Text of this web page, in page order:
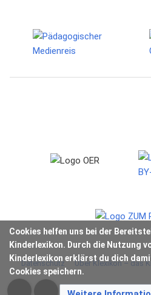
Cookies helfen uns bei der
Kinderlexikon. Durch die Nutzung
Kinderlexikon erklärst du dich
Cookies speichern.
Datenschutz Über Klexikon – das